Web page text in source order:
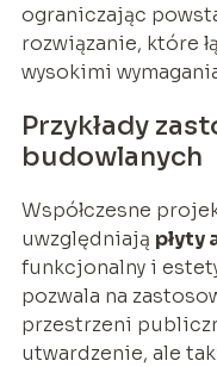
ograniczając
rozwiązanie, które
wysokimi
Przykłady
budowlanych
Współczesne
uwzględniają płyty
funkcjonalny i
pozwala na
przestrzeni
utwardzenie, ale